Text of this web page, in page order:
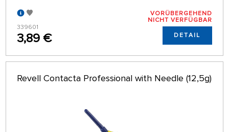
339601
3,89 €
VORÜBERGEHEND
NICHT VERFÜGBAR
DETAIL
Revell Contacta Professional with Needle (12,5g)